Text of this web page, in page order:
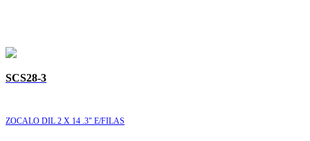
SCS28-3
ZOCALO DIL 2 X 14 .3" E/FILAS